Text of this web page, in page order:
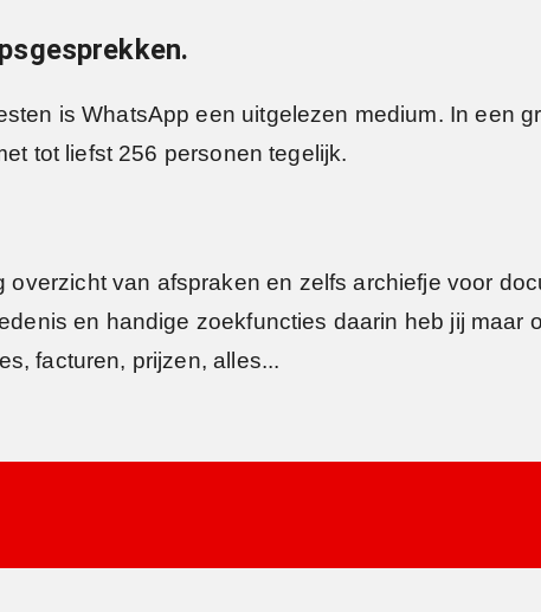
is WhatsApp een uitgelezen medium. In een
tot liefst 256 personen tegelijk.
van afspraken en zelfs archiefje voor
en handige zoekfuncties daarin heb jij maar
facturen, prijzen, alles...